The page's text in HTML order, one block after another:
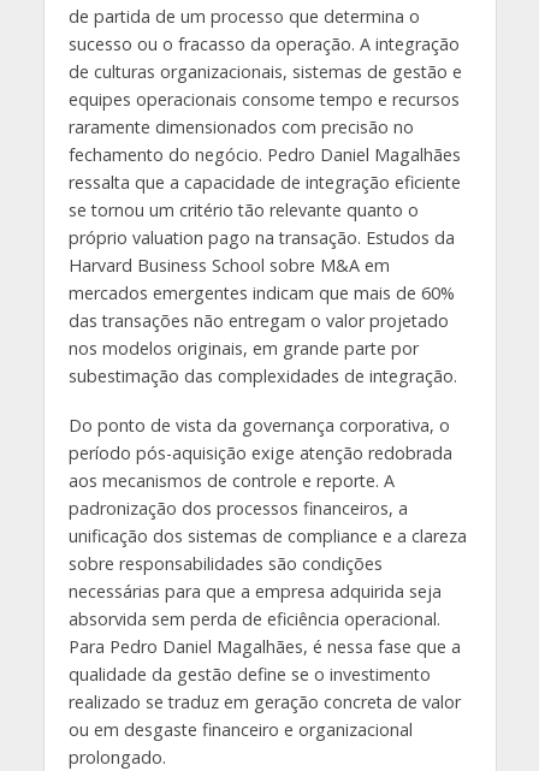
de partida de um processo que determina o
sucesso ou o fracasso da operação. A integração
de culturas organizacionais, sistemas de gestão e
equipes operacionais consome tempo e recursos
raramente dimensionados com precisão no
fechamento do negócio. Pedro Daniel Magalhães
ressalta que a capacidade de integração eficiente
se tornou um critério tão relevante quanto o
próprio valuation pago na transação. Estudos da
Harvard Business School sobre M&A em
mercados emergentes indicam que mais de 60%
das transações não entregam o valor projetado
nos modelos originais, em grande parte por
subestimação das complexidades de integração.
Do ponto de vista da governança corporativa, o
período pós-aquisição exige atenção redobrada
aos mecanismos de controle e reporte. A
padronização dos processos financeiros, a
unificação dos sistemas de compliance e a clareza
sobre responsabilidades são condições
necessárias para que a empresa adquirida seja
absorvida sem perda de eficiência operacional.
Para Pedro Daniel Magalhães, é nessa fase que a
qualidade da gestão define se o investimento
realizado se traduz em geração concreta de valor
ou em desgaste financeiro e organizacional
prolongado.